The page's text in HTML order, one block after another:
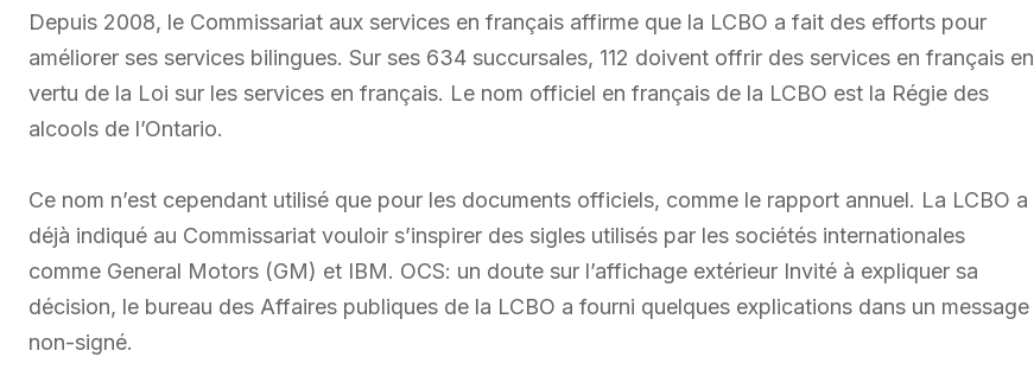
Depuis 2008, le Commissariat aux services en français affirme que la LCBO a fait des efforts pour
améliorer ses services bilingues. Sur ses 634 succursales, 112 doivent offrir des services en français en
vertu de la Loi sur les services en français. Le nom officiel en français de la LCBO est la Régie des
alcools de l’Ontario.
Ce nom n’est cependant utilisé que pour les documents officiels, comme le rapport annuel. La LCBO a
déjà indiqué au Commissariat vouloir s’inspirer des sigles utilisés par les sociétés internationales
comme General Motors (GM) et IBM. OCS: un doute sur l’affichage extérieur Invité à expliquer sa
décision, le bureau des Affaires publiques de la LCBO a fourni quelques explications dans un message
non-signé.